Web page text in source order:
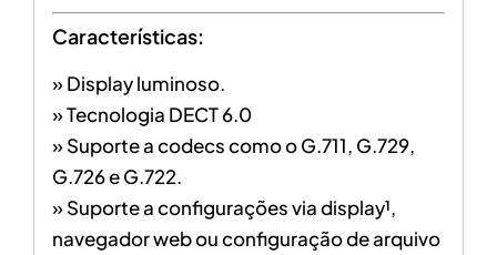
Características:
» Display luminoso.
» Tecnologia DECT 6.0
» Suporte a codecs como o G.711, G.729,
G.726 e G.722.
» Suporte a configurações via display¹,
navegador web ou configuração de arquivo